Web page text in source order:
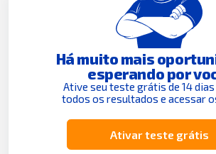
Há muito mais
esperando por
Ative seu teste grátis de 14
todos os resultados e acessar
Ativar teste grátis